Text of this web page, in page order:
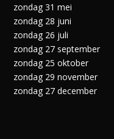
zondag 31 mei
zondag 28 juni
zondag 26 juli
zondag 27 september
zondag 25 oktober
zondag 29 november
zondag 27 december